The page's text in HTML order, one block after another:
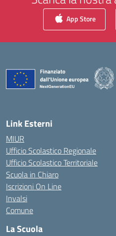
App Store
Link Esterni
MIUR
Ufficio Scolastico Regionale
Ufficio Scolastico Territoriale
Scuola in Chiaro
Iscrizioni On Line
Invalsi
Comune
La Scuola